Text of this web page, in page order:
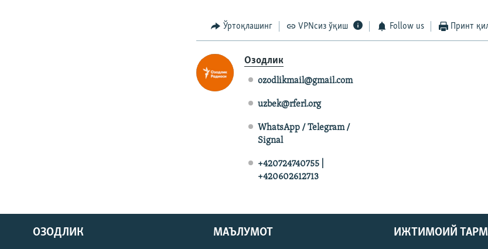
Ўртоқлашинг VPNсиз ўқиш Follow us Принт
Озодлик
ozodlikmail@gmail.com
uzbek@rferl.org
WhatsApp / Telegram /
Signal
+420724740755 |
+420602612713
ИЖТИМОИЙ
ОЗОДЛИК МАЪЛУМОТ